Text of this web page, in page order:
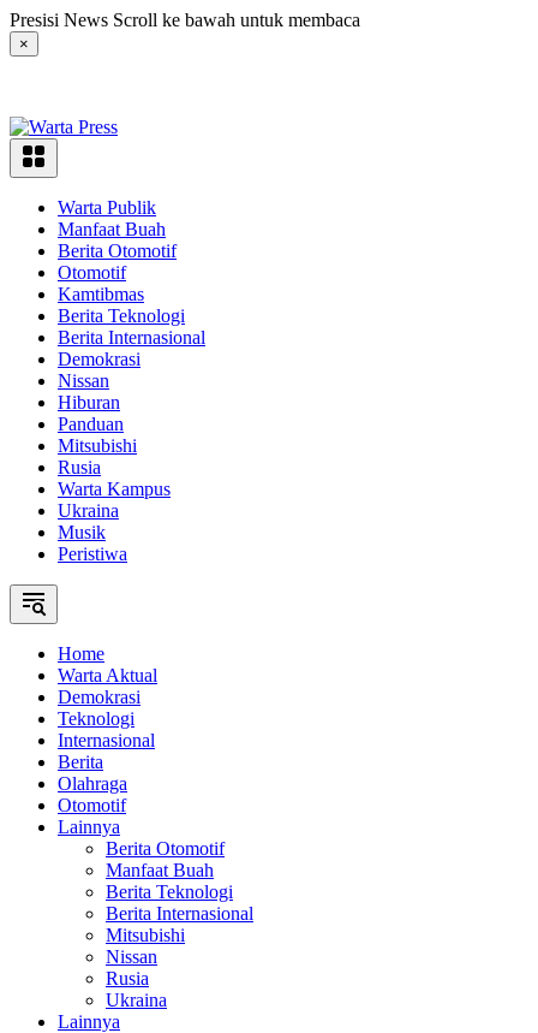
Langsung
ke
konten
Presisi News Scroll ke bawah untuk membaca
×
Warta Publik
Manfaat Buah
Berita Otomotif
Otomotif
Kamtibmas
Berita Teknologi
Berita Internasional
Demokrasi
Nissan
Hiburan
Panduan
Mitsubishi
Rusia
Warta Kampus
Ukraina
Musik
Peristiwa
Home
Warta Aktual
Demokrasi
Teknologi
Internasional
Berita
Olahraga
Otomotif
Lainnya
Berita Otomotif
Manfaat Buah
Berita Teknologi
Berita Internasional
Mitsubishi
Nissan
Rusia
Ukraina
Lainnya